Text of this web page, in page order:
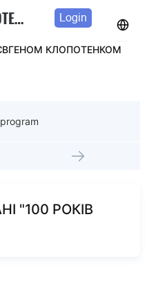
КУРСИ ЄВГЕНА КЛОПОТЕНКА Login
КЛОПОТЕНКОМ
"100 РОКІВ